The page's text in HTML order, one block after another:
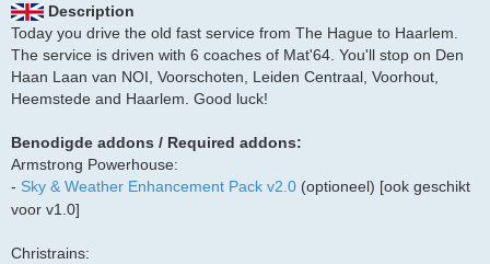
Description
Today you drive the old fast service from The Hague to Haarlem.
The service is driven with 6 coaches of Mat'64. You'll stop on Den
Haan Laan van NOI, Voorschoten, Leiden Centraal, Voorhout,
Heemstede and Haarlem. Good luck!
Benodigde addons / Required addons:
Armstrong Powerhouse:
- Sky & Weather Enhancement Pack v2.0 (optioneel) [ook geschikt
voor v1.0]
Christrains: